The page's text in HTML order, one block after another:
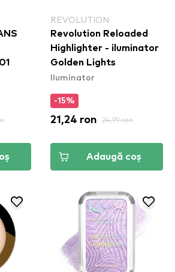
REVOLUTION
Revolution Reloaded
Highlighter - iluminator
Golden Lights
Iluminator
-15%
21,24 ron 24,99 ron
Adaugă coș